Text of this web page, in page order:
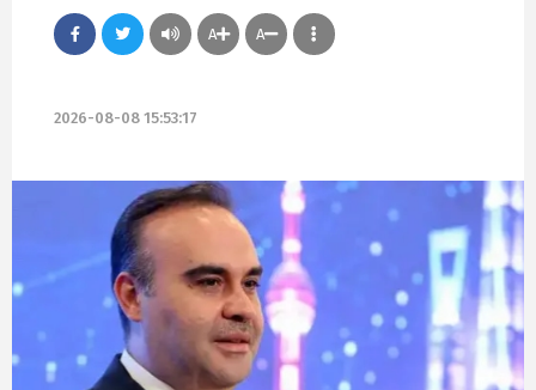
A A
2026-08-08 15:53:17